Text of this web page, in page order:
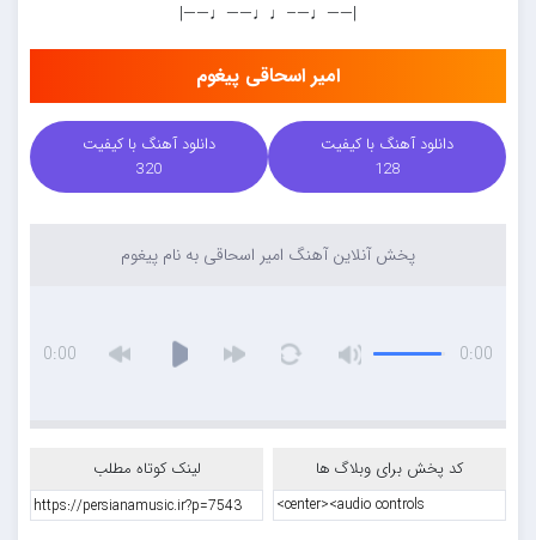
|——♩—–♩♩——♩——|
امیر اسحاقی پیغوم
دانلود آهنگ با کیفیت
128
دانلود آهنگ با کیفیت
320
پخش آنلاین آهنگ امیر اسحاقی به نام پیغوم
0:00
0:00
کد پخش برای وبلاگ ها لینک کوتاه مطلب